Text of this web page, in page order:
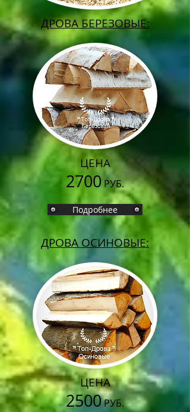
ДРОВА БЕРЕЗОВЫЕ:
ЦЕНА
2700РУБ.
Подробнее
ДРОВА ОСИНОВЫЕ:
ЦЕНА
2500РУБ.